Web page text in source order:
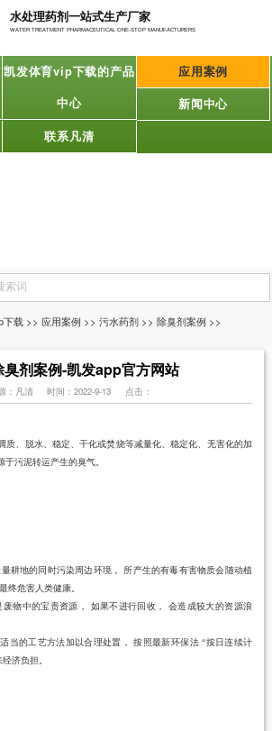
水处理药剂一站式生产厂家
WATER TREATMENT PHARMACEUTICAL ONE-STOP MANUFACTURERS
凯发体育vip下载的产品
中心
应用案例
新闻中心
联系凡清
下载 >> 应用案例 >>污水药剂 >>除臭剂案例 >>
臭剂案例-凯发app官方网站
：凡清 时间：2022-9-13 点击：
质、脱水、稳定、干化或焚烧等减量化、稳定化、无害化的加
于污泥转运产生的臭气。
耕地的同时污染周边环境， 所产生的有毒有害物质会随动植
终危害人类健康。
物中的宝贵资源， 如果不进行回收， 会造成较大的资源浪
当的工艺方法加以合理处置， 按照最新环保法 “按日连续计
济负担。